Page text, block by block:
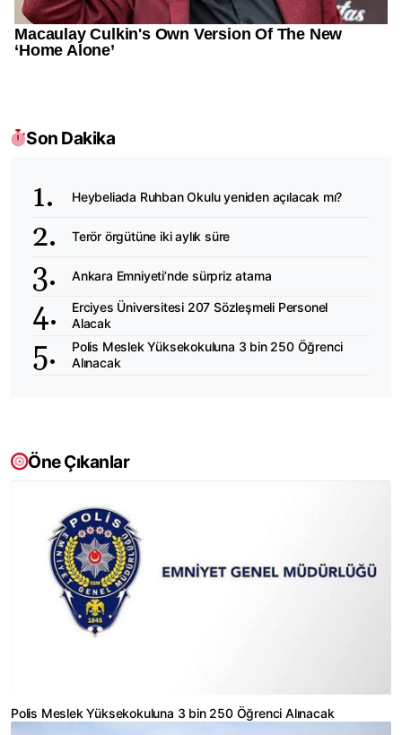
Son Dakika
Heybeliada Ruhban Okulu yeniden açılacak mı?
Terör örgütüne iki aylık süre
Ankara Emniyeti’nde sürpriz atama
Erciyes Üniversitesi 207 Sözleşmeli Personel
Alacak
Polis Meslek Yüksekokuluna 3 bin 250 Öğrenci
Alınacak
Öne Çıkanlar
Polis Meslek Yüksekokuluna 3 bin 250 Öğrenci Alınacak